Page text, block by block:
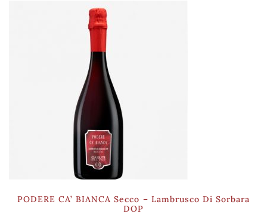
PODERE CA’ BIANCA Secco – Lambrusco Di Sorbara
DOP